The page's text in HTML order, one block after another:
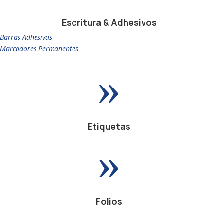
Escritura & Adhesivos
Barras Adhesivas
Marcadores Permanentes
»
Etiquetas
»
Folios